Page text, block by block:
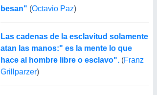
besan" (Octavio Paz)
Las cadenas de la esclavitud solamente
atan las manos:" es la mente lo que
hace al hombre libre o esclavo". (Franz
Grillparzer)